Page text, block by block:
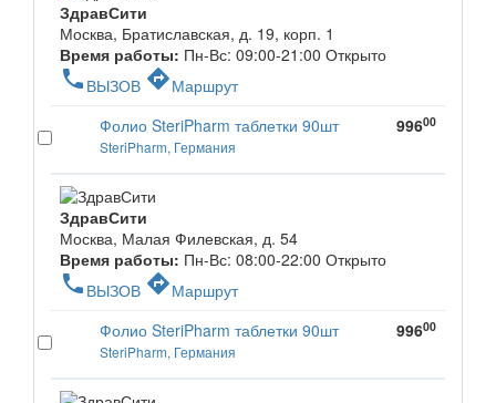
ЗдравСити
Москва, Братиславская, д. 19, корп. 1
Время работы: Пн-Вс: 09:00-21:00 Открыто
phone ВЫЗОВ directionsМаршрут
Фолио SteriPharm таблетки 90шт
SteriPharm, Германия
99600
ЗдравСити
Москва, Малая Филевская, д. 54
Время работы: Пн-Вс: 08:00-22:00 Открыто
phone ВЫЗОВ directionsМаршрут
Фолио SteriPharm таблетки 90шт
SteriPharm, Германия
99600